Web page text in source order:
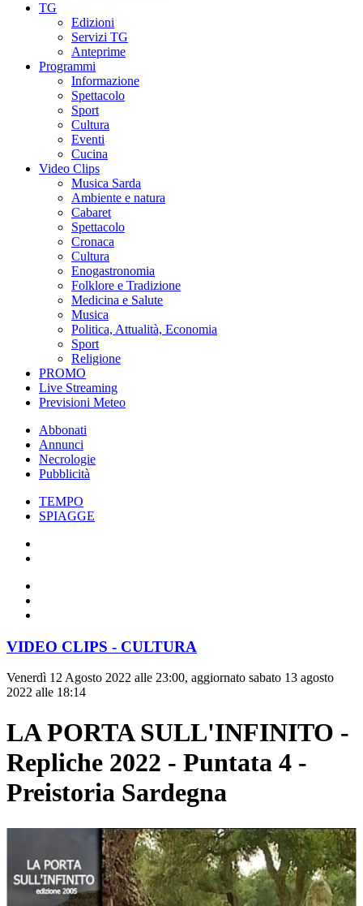
TG
Edizioni
Servizi TG
Anteprime
Programmi
Informazione
Spettacolo
Sport
Cultura
Eventi
Cucina
Video Clips
Musica Sarda
Ambiente e natura
Cabaret
Spettacolo
Cronaca
Cultura
Enogastronomia
Folklore e Tradizione
Medicina e Salute
Musica
Politica, Attualità, Economia
Sport
Religione
PROMO
Live Streaming
Previsioni Meteo
Abbonati
Annunci
Necrologie
Pubblicità
TEMPO
SPIAGGE
VIDEO CLIPS - CULTURA
Venerdì 12 Agosto 2022 alle 23:00, aggiornato sabato 13 agosto
2022 alle 18:14
LA PORTA SULL'INFINITO -
Repliche 2022 - Puntata 4 -
Preistoria Sardegna